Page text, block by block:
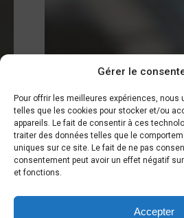
Gérer le
Pour offrir les meilleures expériences,
telles que les cookies pour stocker et/ou
appareils. Le fait de consentir à ces
traiter des données telles que le
uniques sur ce site. Le fait de ne pas
consentement peut avoir un effet négatif
et fonctions.
Accepter